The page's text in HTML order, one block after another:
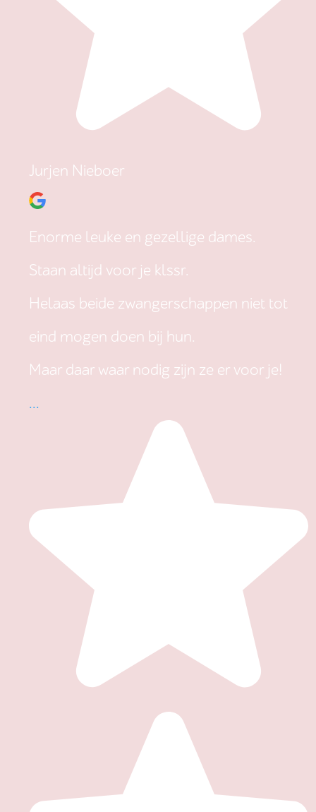
Jurjen Nieboer
Enorme leuke en gezellige dames.
Staan altijd voor je klssr.
Helaas beide zwangerschappen niet tot
eind mogen doen bij hun.
Maar daar waar nodig zijn ze er voor je!
...